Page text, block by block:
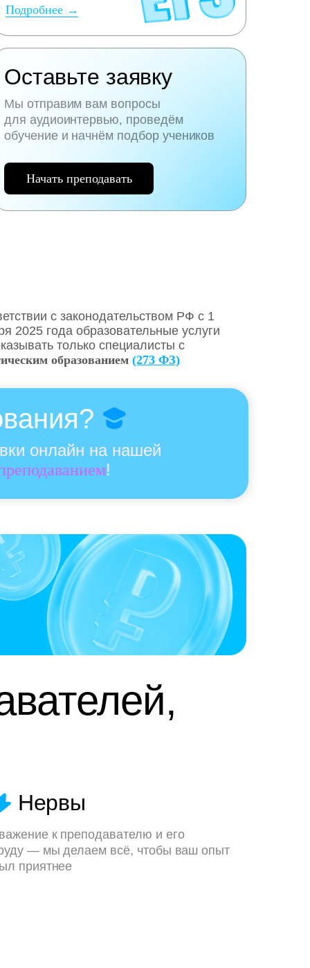
Мы отправим вам вопросы
для аудиоинтервью, проведём
обучение и начнём подбор учеников
Оставьте заявку
Подробнее →
Начать преподавать
с законодательством РФ c 1
2025 года образовательные услуги
только специалисты с
образованием (273 ФЗ)
онлайн на нашей
!
Нервы
к преподавателю и его
— мы делаем всё, чтобы ваш опыт
приятнее